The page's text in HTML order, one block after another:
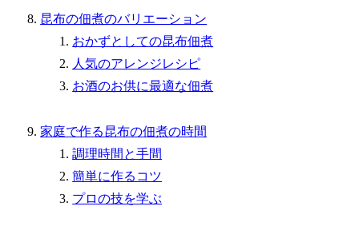
昆布の佃煮のバリエーション
おかずとしての昆布佃煮
人気のアレンジレシピ
お酒のお供に最適な佃煮
家庭で作る昆布の佃煮の時間
調理時間と手間
簡単に作るコツ
プロの技を学ぶ